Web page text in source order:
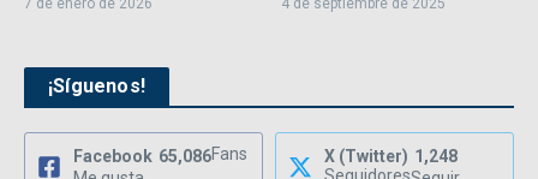
7 de enero de 2026 4 de septiembre de 2025
¡Síguenos!
Facebook 65,086Fans
X (Twitter) 1,248